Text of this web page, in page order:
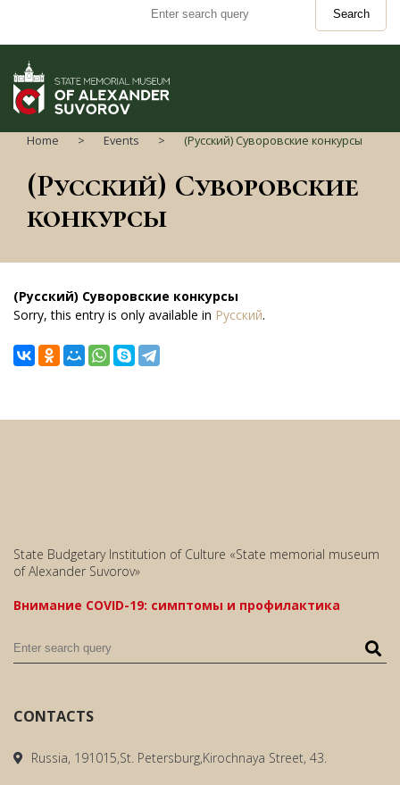
Search
Home Events (Русский) Суворовские конкурсы
(Русский) Суворовские
конкурсы
(Русский) Суворовские конкурсы
Sorry, this entry is only available in Русский.
State Budgetary Institution of Culture «State memorial museum
of Alexander Suvorov»
Внимание COVID-19: симптомы и профилактика
CONTACTS
Russia, 191015,St. Petersburg,Kirochnaya Street, 43.